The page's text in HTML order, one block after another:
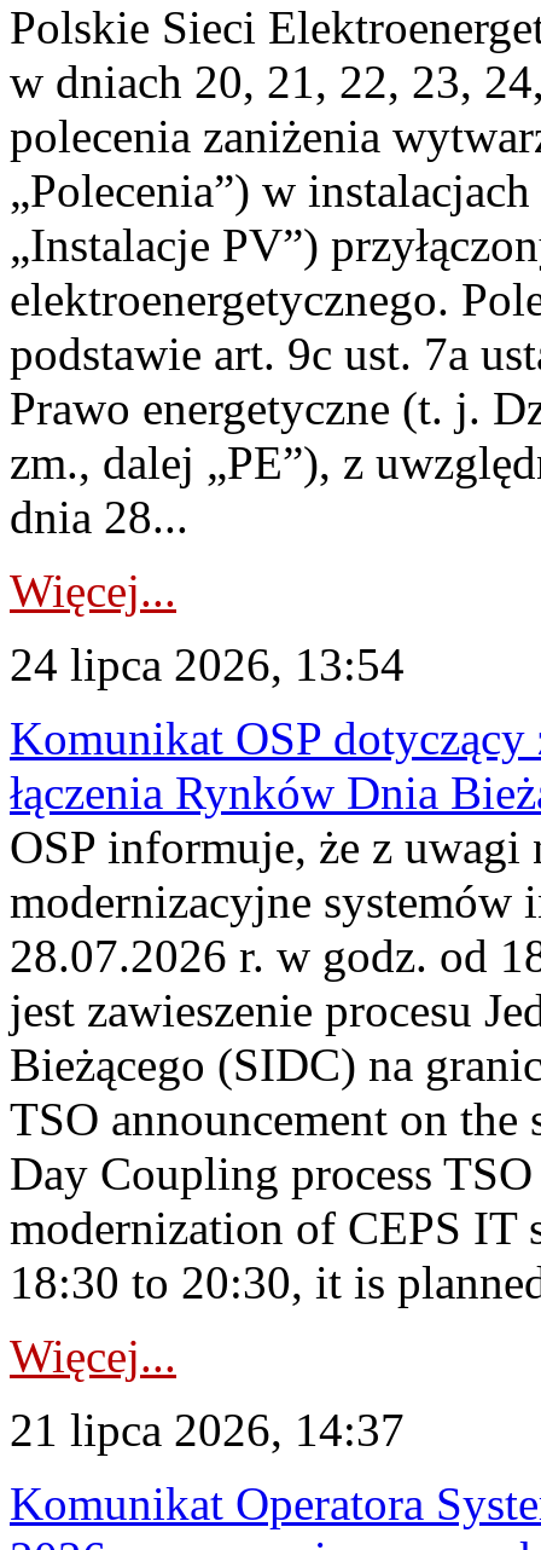
Polskie Sieci
w dniach 20, 21, 22, 23,
polecenia zaniżenia
„Polecenia”) w
„Instalacje PV”)
elektroenergetycznego.
podstawie art. 9c ust. 7a
Prawo energetyczne (t. j.
zm., dalej „PE”), z
dnia 28...
Więcej...
24 lipca 2026, 13:54
Komunikat OSP dotyczący
łączenia Rynków Dnia
OSP informuje, że z uwagi
modernizacyjne
28.07.2026 r. w godz. od
jest zawieszenie procesu
Bieżącego (SIDC) na
TSO announcement on
Day Coupling process
modernization of CEPS IT
18:30 to 20:30, it is
Więcej...
21 lipca 2026, 14:37
Komunikat Operatora